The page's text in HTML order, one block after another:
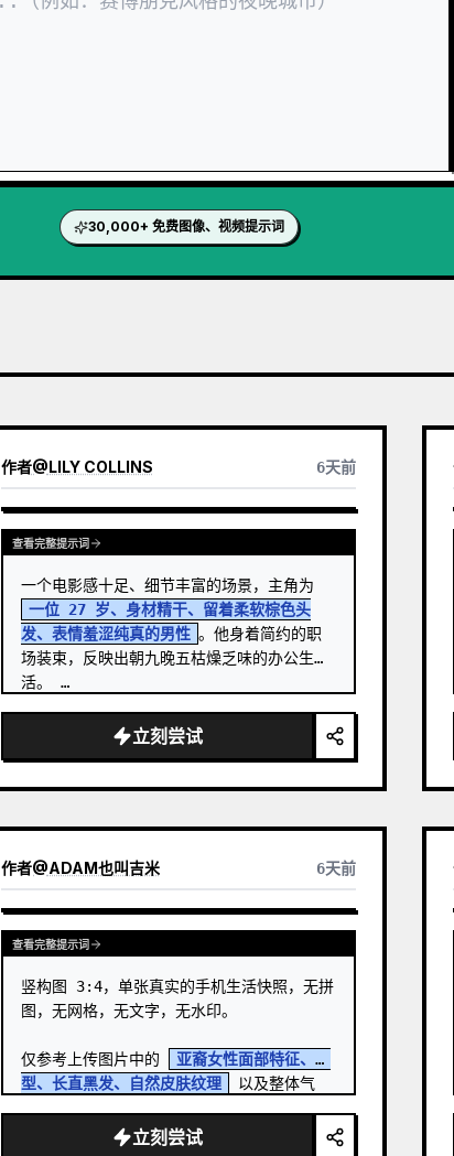
30,000+ 免费图像、视频提示词
作者@LILY COLLINS 6天前
查看完整提示词
一位 27 岁、身材精干、留着柔软棕色头
发、表情羞涩纯真的男性 。他身着简约的职
场装束，反映出朝九晚五枯燥乏味的办公生
活。 …
立刻尝试
作者@ADAM也叫吉米 6天前
查看完整提示词
竖构图 3:4，单张真实的手机生活快照，无拼
图，无网格，无文字，无水印。
仅参考上传图片中的
亚裔女性面部特征、脸
型、长直黑发、自然皮肤纹理
以及整体气
立刻尝试